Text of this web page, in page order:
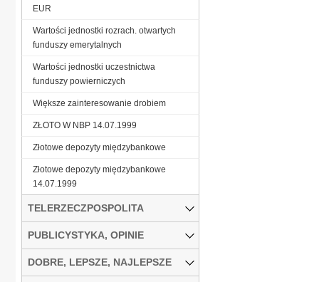
EUR
Wartości jednostki rozrach. otwartych
funduszy emerytalnych
Wartości jednostki uczestnictwa
funduszy powierniczych
Większe zainteresowanie drobiem
ZŁOTO W NBP 14.07.1999
Złotowe depozyty międzybankowe
Złotowe depozyty międzybankowe
14.07.1999
TELERZECZPOSPOLITA
PUBLICYSTYKA, OPINIE
DOBRE, LEPSZE, NAJLEPSZE